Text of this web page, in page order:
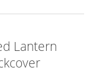
Lantern